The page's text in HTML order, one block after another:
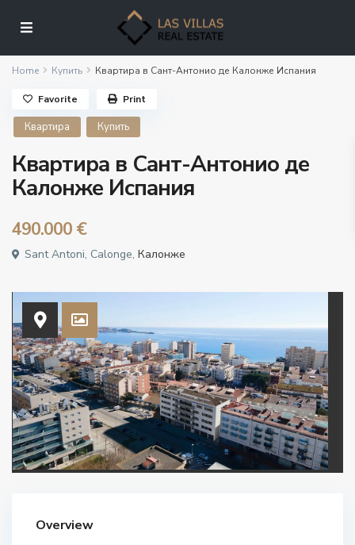
Home Купить Квартира в Сант-Антонио де Калонже Испания
Квартира Купить
Квартира в Сант-Антонио де
Калонже Испания
490.000 €
Sant Antoni, Calonge,Калонже
Favorite Print
Overview